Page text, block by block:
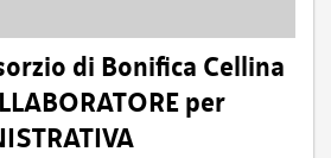
di Bonifica Cellina
per